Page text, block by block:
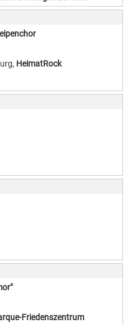
, HeimatRock
Friedenszentrum